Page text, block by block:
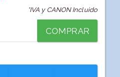
*IVA y CANON Incluido
COMPRAR